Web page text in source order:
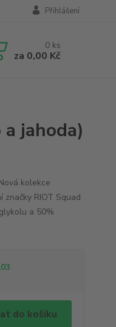
Přihlášení
0 ks
za 0,00 Kč
jahoda)
kolekce
RIOT Squad
a 50%
do košíku